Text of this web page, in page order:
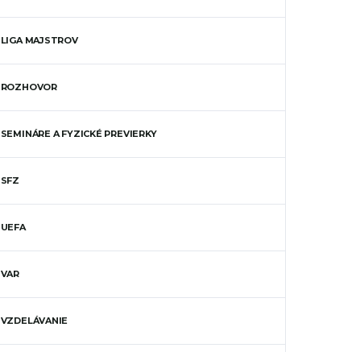
LIGA MAJSTROV
ROZHOVOR
SEMINÁRE A FYZICKÉ PREVIERKY
SFZ
UEFA
VAR
VZDELÁVANIE